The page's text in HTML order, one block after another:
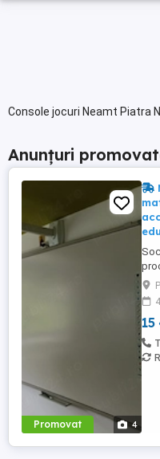
Console jocuri Neamt Piatra
Anunțuri
Promovat 4
15